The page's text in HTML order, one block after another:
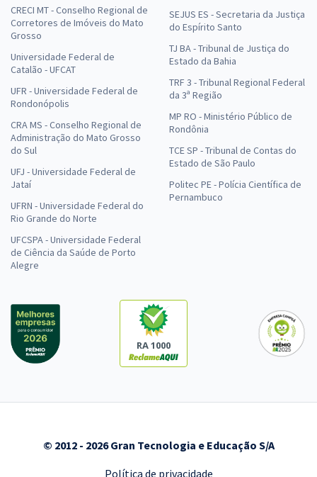
CRECI MT - Conselho Regional de
Corretores de Imóveis do Mato
Grosso
Universidade Federal de
Catalão - UFCAT
UFR - Universidade Federal de
Rondonópolis
CRA MS - Conselho Regional de
Administração do Mato Grosso
do Sul
UFJ - Universidade Federal de
Jataí
UFRN - Universidade Federal do
Rio Grande do Norte
UFCSPA - Universidade Federal
de Ciência da Saúde de Porto
Alegre
SEJUS ES - Secretaria da Justiça
do Espírito Santo
TJ BA - Tribunal de Justiça do
Estado da Bahia
TRF 3 - Tribunal Regional Federal
da 3ª Região
MP RO - Ministério Público de
Rondônia
TCE SP - Tribunal de Contas do
Estado de São Paulo
Politec PE - Polícia Científica de
Pernambuco
RA 1000
© 2012 - 2026 Gran Tecnologia e Educação S/A
Política de privacidade